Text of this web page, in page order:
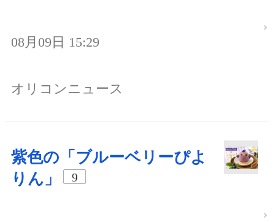
08月09日 15:29
オリコンニュース
紫色の「ブルーベリーぴよ
りん」
9